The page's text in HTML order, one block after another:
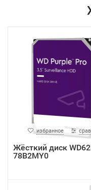
избранное
Жёсткий диск
78B2MY0